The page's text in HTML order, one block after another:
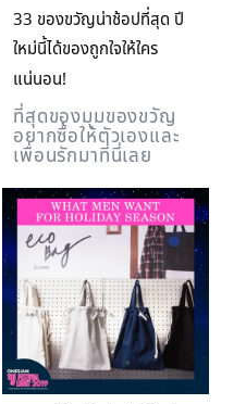
33 ของขวัญน่าช้อปที่สุด ปี
ใหม่นี้ได้ของถูกใจให้ใคร
แน่นอน!
ที่สุดของมุมของขวัญ
อยากซื้อให้ตัวเองและ
เพื่อนรักมาที่นี่เลย